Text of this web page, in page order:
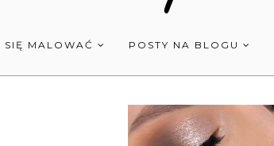
SIĘ MALOWAĆ POSTY NA BLOGU